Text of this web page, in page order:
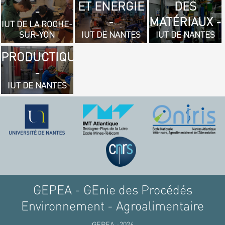
-
IUT DE LA ROCHE-
SUR-YON
ET ENERGIE
-
IUT DE NANTES
DES
MATÉRIAUX -
IUT DE NANTES
- GÉNIE
MÉCANIQUE
ET
PRODUCTIQUE
-
IUT DE NANTES
GEPEA - GEnie des Procédés
Environnement - Agroalimentaire